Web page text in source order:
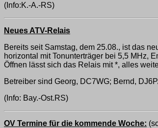
(Info:K.-A.-RS)
Neues ATV-Relais
Bereits seit Samstag, dem 25.08., ist das
horizontal mit Tonunterträger bei 5,5 MHz,
Öffnen lässt sich das Relais mit *, alles
Betreiber sind Georg, DC7WG; Bernd,
(Info: Bay.-Ost.RS)
OV Termine für die kommende Woche: